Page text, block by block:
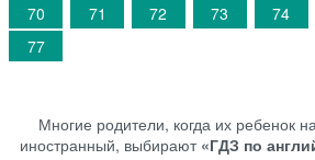
70
71 72 73 74
77
Многие родители, когда их ребенок
иностранный, выбирают «ГДЗ по